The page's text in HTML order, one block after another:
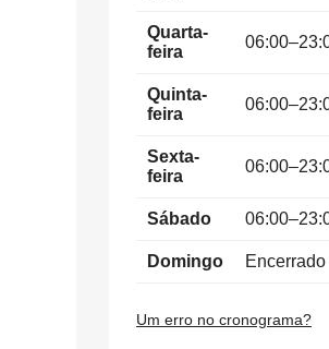
Quarta-
feira
Quinta-
feira
Sexta-
feira
Sábado
Domingo Encerrado
Um erro no cronograma?